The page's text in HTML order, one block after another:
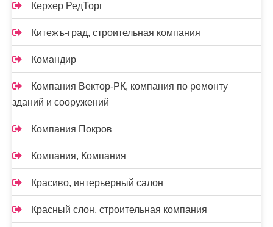
Керхер РедТорг
Китежъ-град, строительная компания
Командир
Компания Вектор-РК, компания по ремонту
зданий и сооружений
Компания Покров
Компания, Компания
Красиво, интерьерный салон
Красный слон, строительная компания